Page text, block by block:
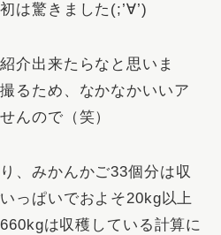
は驚きました(;’∀’)
介出来たらなと思いま
るため、なかなかいいア
んので（笑）
、みかんかご33個分は収
っぱいでおよそ20kg以上
660kgは収穫している計算に